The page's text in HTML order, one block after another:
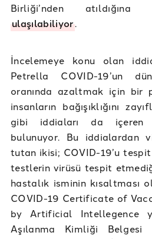
Birliği’nden
ulaşılabiliyor.
İncelemeye konu olan
Petrella COVID-19’un
oranında azaltmak için bir
insanların bağışıklığını
gibi iddiaları da içeren
bulunuyor. Bu iddialardan
tutan ikisi; COVID-19’u
testlerin virüsü tespit
hastalık isminin kısaltması
COVID-19 Certificate of
by Artificial Intellegence
Aşılanma Kimliği Belgesi